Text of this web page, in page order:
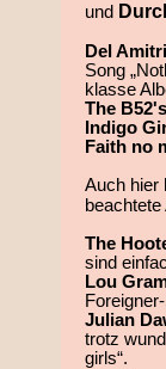
und
Del Amitri
Song
klasse
The B52's
Indigo
Faith no
Auch hier
beachtete
The
sind
Lou
Julian
trotz
girls“.